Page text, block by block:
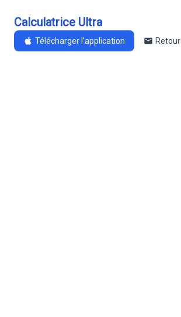
Calculatrice Ultra
Télécharger l'application Retour